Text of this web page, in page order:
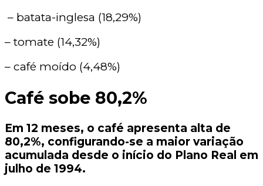
– batata-inglesa (18,29%)
– tomate (14,32%)
– café moído (4,48%)
Café sobe 80,2%
Em 12 meses, o café apresenta alta de
80,2%, configurando-se a maior variação
acumulada desde o início do Plano Real em
julho de 1994.